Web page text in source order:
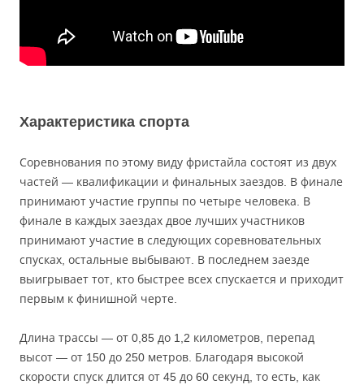
Характеристика спорта
Соревнования по этому виду фристайла состоят из двух
частей — квалификации и финальных заездов. В финале
принимают участие группы по четыре человека. В
финале в каждых заездах двое лучших участников
принимают участие в следующих соревновательных
спусках, остальные выбывают. В последнем заезде
выигрывает тот, кто быстрее всех спускается и приходит
первым к финишной черте.
Длина трассы — от 0,85 до 1,2 километров, перепад
высот — от 150 до 250 метров. Благодаря высокой
скорости спуск длится от 45 до 60 секунд, то есть, как